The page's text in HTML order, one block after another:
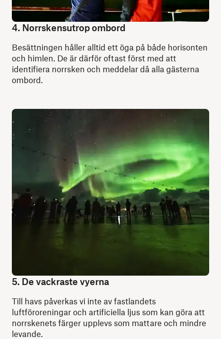
4. Norrskensutrop ombord
Besättningen håller alltid ett öga på både horisonten
och himlen. De är därför oftast först med att
identifiera norrsken och meddelar då alla gästerna
ombord.
5. De vackraste vyerna
Till havs påverkas vi inte av fastlandets
luftföroreningar och artificiella ljus som kan göra att
norrskenets färger upplevs som mattare och mindre
levande.